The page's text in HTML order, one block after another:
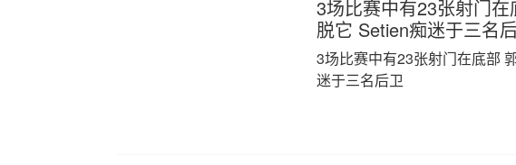
3场比赛中有23张射门
脱它 Setien痴迷于三名
3场比赛中有23张射门在底部
迷于三名后卫